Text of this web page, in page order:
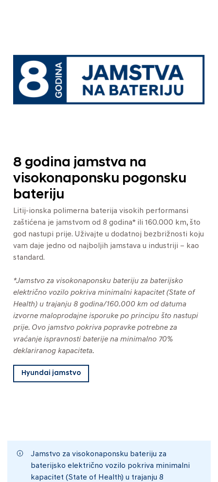
8 godina jamstva na
visokonaponsku pogonsku
bateriju
Litij-ionska polimerna baterija visokih performansi
zaštićena je jamstvom od 8 godina* ili 160.000 km, što
god nastupi prije. Uživajte u dodatnoj bezbrižnosti koju
vam daje jedno od najboljih jamstava u industriji – kao
standard.
*Jamstvo za visokonaponsku bateriju za baterijsko
električno vozilo pokriva minimalni kapacitet (State of
Health) u trajanju 8 godina/160.000 km od datuma
izvorne maloprodajne isporuke po principu što nastupi
prije. Ovo jamstvo pokriva popravke potrebne za
vraćanje ispravnosti baterije na minimalno 70%
deklariranog kapaciteta.
Hyundai jamstvo
Jamstvo za visokonaponsku bateriju za
baterijsko električno vozilo pokriva minimalni
kapacitet (State of Health) u trajanju 8